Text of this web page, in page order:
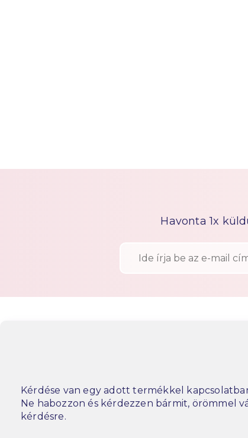
Havonta 1x
Kérdése van egy adott termékkel
Ne habozzon és kérdezzen bármit, örömmel
kérdésre.